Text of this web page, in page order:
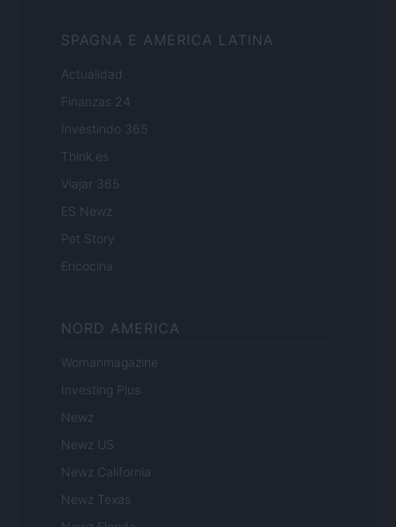
SPAGNA E AMERICA LATINA
Actualidad
Finanzas 24
Investindo 365
Think.es
Viajar 365
ES Newz
Pet Story
Encocina
NORD AMERICA
Womanmagazine
Investing Plus
Newz
Newz US
Newz California
Newz Texas